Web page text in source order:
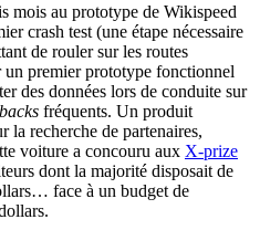
mois au prototype de Wikispeed
crash test (une étape nécessaire
de rouler sur les routes
un premier prototype fonctionnel
des données lors de conduite sur
fréquents. Un produit
la recherche de partenaires,
voiture a concouru aux X-prize
dont la majorité disposait de
face à un budget de